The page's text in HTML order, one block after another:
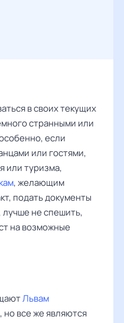
в своих текущих
странными или
если
или гостями,
или туризма,
, желающим
подать документы
лучше не спешить,
на возможные
Львам
но все же являются